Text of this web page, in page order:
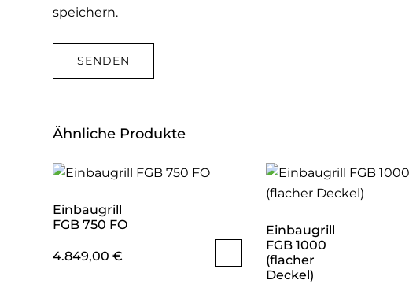
speichern.
Ähnliche Produkte
Einbaugrill
FGB 750 FO
4.849,00€
Einbaugrill
FGB 1000
(flacher
Deckel)